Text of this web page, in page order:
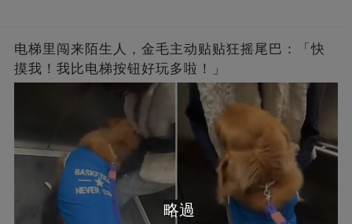
电梯里闯来陌生人，金毛主动贴贴狂摇尾巴：「快
摸我！我比电梯按钮好玩多啦！」
略過